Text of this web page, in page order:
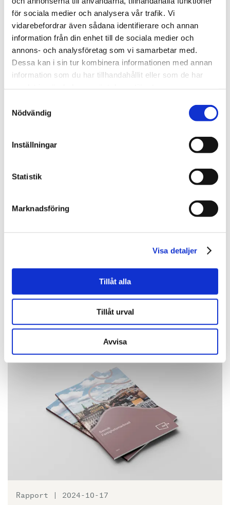
för sociala medier och analysera vår trafik. Vi
vidarebefordrar även sådana identifierare och annan
information från din enhet till de sociala medier och
annons- och analysföretag som vi samarbetar med.
Dessa kan i sin tur kombinera informationen med annan
information som du har tillhandahållit eller som de har
Nödvändig
Inställningar
Statistik
Marknadsföring
Visa detaljer
Tillåt alla
Tillåt urval
Avvisa
Johanna Kirudd
Samhällsbyggnad & Fastighetsutveckling
010-603 87 92
johanna.kirudd@svefa.se
Behöver du rådgivning och
experthjälp inom
Kontakta oss
Fler nyheter
Rapport | 2024-10-17
Läs mer